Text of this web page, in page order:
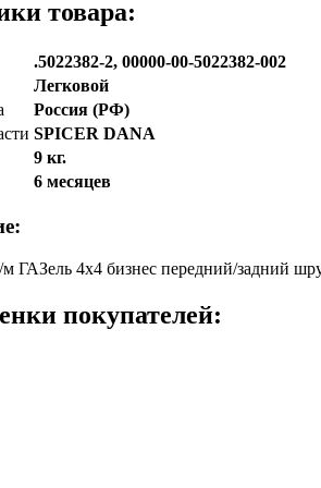
товара:
.5022382-2, 00000-00-5022382-002
Легковой
Россия (РФ)
SPICER DANA
9 кг.
6 месяцев
ГАЗель 4х4 бизнес передний/задний
покупателей: